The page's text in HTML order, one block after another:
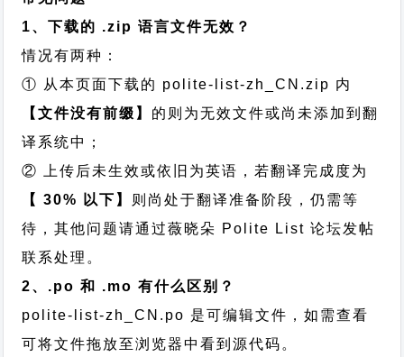
1、下载的 .zip 语言文件无效？
情况有两种：
① 从本页面下载的 polite-list-zh_CN.zip 内
【文件没有前缀】 的则为无效文件或尚未添加到翻
译系统中；
② 上传后未生效或依旧为英语，若翻译完成度为
【 30% 以下】 则尚处于翻译准备阶段，仍需等
待，其他问题请通过薇晓朵 Polite List 论坛发帖
联系处理。
2、.po 和 .mo 有什么区别？
polite-list-zh_CN.po 是可编辑文件，如需查看
可将文件拖放至浏览器中看到源代码。